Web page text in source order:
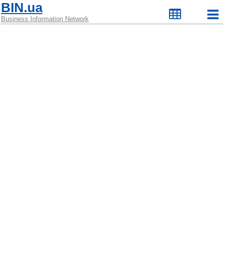
BIN.ua
Business Information Network